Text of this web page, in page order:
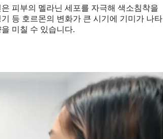
피부의 멜라닌 세포를 자극해 색소침착을
등 호르몬의 변화가 큰 시기에 기미가 나타
미칠 수 있습니다.